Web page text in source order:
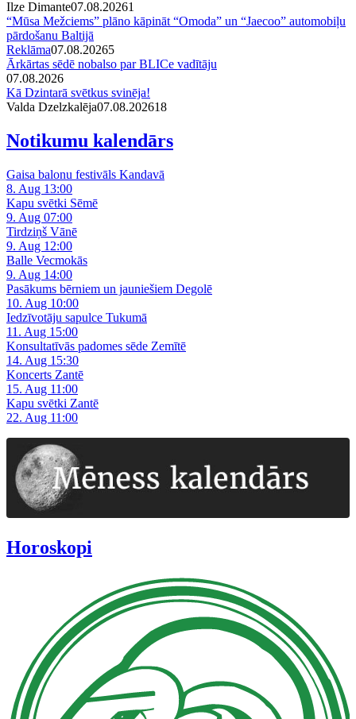
Ilze Dimante07.08.20261
“Mūsa Mežciems” plāno kāpināt “Omoda” un “Jaecoo” automobiļu
pārdošanu Baltijā
Reklāma07.08.20265
Ārkārtas sēdē nobalso par BLICe vadītāju
07.08.2026
Kā Dzintarā svētkus svinēja!
Valda Dzelzkalēja07.08.202618
Notikumu kalendārs
Gaisa balonu festivāls Kandavā
8. Aug 13:00
Kapu svētki Sēmē
9. Aug 07:00
Tirdziņš Vānē
9. Aug 12:00
Balle Vecmokās
9. Aug 14:00
Pasākums bērniem un jauniešiem Degolē
10. Aug 10:00
Iedzīvotāju sapulce Tukumā
11. Aug 15:00
Konsultatīvās padomes sēde Zemītē
14. Aug 15:30
Koncerts Zantē
15. Aug 11:00
Kapu svētki Zantē
22. Aug 11:00
Horoskopi